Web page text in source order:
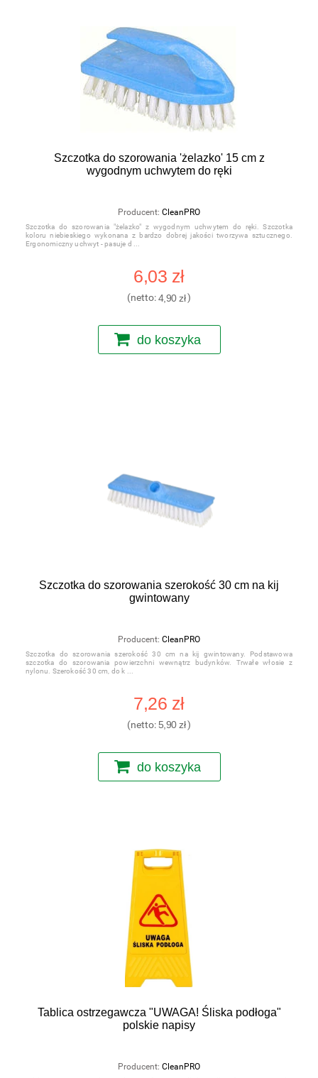
Szczotka do szorowania 'żelazko' 15 cm z
wygodnym uchwytem do ręki
Producent: CleanPRO
Szczotka do szorowania "żelazko" z wygodnym uchwytem do ręki. Szczotka
koloru niebieskiego wykonana z bardzo dobrej jakości tworzywa sztucznego.
Ergonomiczny uchwyt - pasuje d
6,03 zł
(netto:4,90 zł)
do koszyka
Szczotka do szorowania szerokość 30 cm na kij
gwintowany
Producent: CleanPRO
Szczotka do szorowania szerokość 30 cm na kij gwintowany. Podstawowa
szczotka do szorowania powierzchni wewnątrz budynków. Trwałe włosie z
nylonu. Szerokość 30 cm, do k
7,26 zł
(netto: 5,90 zł)
do koszyka
Tablica ostrzegawcza "UWAGA! Śliska podłoga"
polskie napisy
Producent: CleanPRO